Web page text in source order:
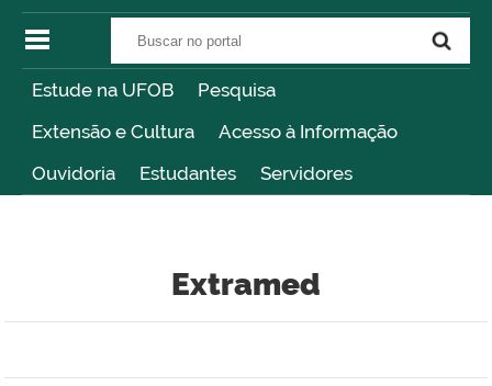
Estude na UFOB
Pesquisa
Extensão e Cultura
Acesso à Informação
Ouvidoria
Estudantes Servidores
Extramed